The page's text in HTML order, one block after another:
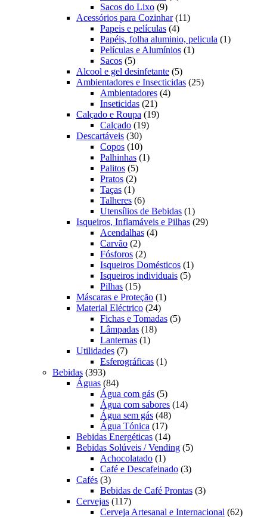
Sacos do Lixo 99
produtos
Acessórios para Cozinhar 1111
Papeis e películas 44
produtos
Papéis, folha aluminio, pelicula 11
Películas e Alumínios 11
Sacos 55
produtos
Alcool e gel desinfetante 55
produtos
Ambientadores e Insecticidas 2525
Ambientadores 44
Inseticidas 2121
produtos
Calçado e Roupa 1919
Calçado 1919
Descartáveis 3030
produtos
Copos 1010
produtos
Palhinhas 11
Palitos 55
produtos
Pratos 22
produtos
Taças 11
produto
Talheres 66
produtos
Utensílios de Bebidas 11
produto
Isqueiros, Inflamáveis e Pilhas 2929
Acendalhas 44
Carvão 22
produtos
Fósforos 22
produtos
Isqueiros Domésticos 11
produto
Isqueiros individuais 55
Pilhas 1515
produtos
Máscaras e Proteção 11
Material Eléctrico 2424
produtos
Fichas e Tomadas 55
Lâmpadas 1818
Lanternas 11
Utilidades 77
produtos
Esferográficas 11
Bebidas 393393
produtos
Águas 8484
produtos
Água com gás 55
produtos
Água com sabores 1414
Água sem gás 4848
Água Tónica 1717
produtos
Bebidas Energéticas 1414
produtos
Bebidas Solúveis / Vending 55
Achocolatado 11
produto
Café e Descafeinado 33
Cafés 33
produtos
Bebidas de Café Prontas 33
Cervejas 117117
produtos
Cerveja Artesanal e Internacional 6262